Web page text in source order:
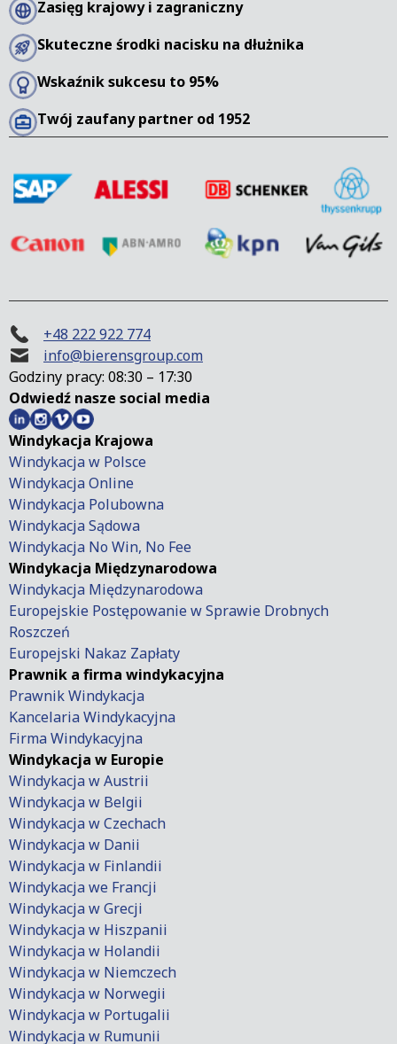
Zasięg krajowy i zagraniczny
Skuteczne środki nacisku na dłużnika
Wskaźnik sukcesu to 95%
Twój zaufany partner od 1952
+48 222 922 774
info@bierensgroup.com
Godziny pracy: 08:30 – 17:30
Odwiedź nasze social media
Windykacja Krajowa
Windykacja w Polsce
Windykacja Online
Windykacja Polubowna
Windykacja Sądowa
Windykacja No Win, No Fee
Windykacja Międzynarodowa
Windykacja Międzynarodowa
Europejskie Postępowanie w Sprawie Drobnych
Roszczeń
Europejski Nakaz Zapłaty
Prawnik a firma windykacyjna
Prawnik Windykacja
Kancelaria Windykacyjna
Firma Windykacyjna
Windykacja w Europie
Windykacja w Austrii
Windykacja w Belgii
Windykacja w Czechach
Windykacja w Danii
Windykacja w Finlandii
Windykacja we Francji
Windykacja w Grecji
Windykacja w Hiszpanii
Windykacja w Holandii
Windykacja w Niemczech
Windykacja w Norwegii
Windykacja w Portugalii
Windykacja w Rumunii